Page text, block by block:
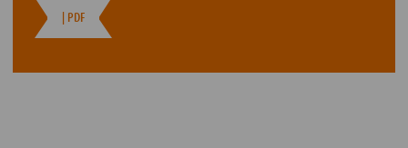
| PDF